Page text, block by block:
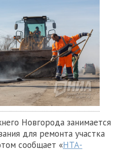
Новгорода занимается
для ремонта участка
сообщает «НТА-